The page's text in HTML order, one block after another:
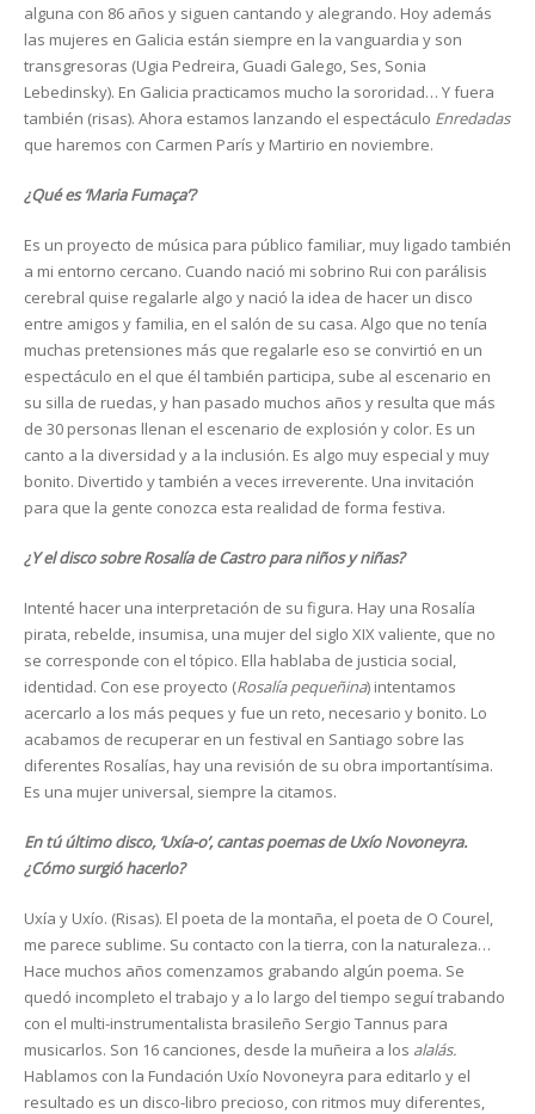
alguna con 86 años y siguen cantando y alegrando. Hoy además
las mujeres en Galicia están siempre en la vanguardia y son
transgresoras (Ugia Pedreira, Guadi Galego, Ses, Sonia
Lebedinsky). En Galicia practicamos mucho la sororidad… Y fuera
también (risas). Ahora estamos lanzando el espectáculo Enredadas
que haremos con Carmen París y Martirio en noviembre.
¿Qué es ‘Maria Fumaça’?
Es un proyecto de música para público familiar, muy ligado también
a mi entorno cercano. Cuando nació mi sobrino Rui con parálisis
cerebral quise regalarle algo y nació la idea de hacer un disco
entre amigos y familia, en el salón de su casa. Algo que no tenía
muchas pretensiones más que regalarle eso se convirtió en un
espectáculo en el que él también participa, sube al escenario en
su silla de ruedas, y han pasado muchos años y resulta que más
de 30 personas llenan el escenario de explosión y color. Es un
canto a la diversidad y a la inclusión. Es algo muy especial y muy
bonito. Divertido y también a veces irreverente. Una invitación
para que la gente conozca esta realidad de forma festiva.
¿Y el disco sobre Rosalía de Castro para niños y niñas?
Intenté hacer una interpretación de su figura. Hay una Rosalía
pirata, rebelde, insumisa, una mujer del siglo XIX valiente, que no
se corresponde con el tópico. Ella hablaba de justicia social,
identidad. Con ese proyecto (Rosalía pequeñina) intentamos
acercarlo a los más peques y fue un reto, necesario y bonito. Lo
acabamos de recuperar en un festival en Santiago sobre las
diferentes Rosalías, hay una revisión de su obra importantísima.
Es una mujer universal, siempre la citamos.
En tú último disco, ‘Uxía-o’, cantas poemas de Uxío Novoneyra.
¿Cómo surgió hacerlo?
Uxía y Uxío. (Risas). El poeta de la montaña, el poeta de O Courel,
me parece sublime. Su contacto con la tierra, con la naturaleza…
Hace muchos años comenzamos grabando algún poema. Se
quedó incompleto el trabajo y a lo largo del tiempo seguí trabando
con el multi-instrumentalista brasileño Sergio Tannus para
musicarlos. Son 16 canciones, desde la muñeira a los alalás.
Hablamos con la Fundación Uxío Novoneyra para editarlo y el
resultado es un disco-libro precioso, con ritmos muy diferentes,